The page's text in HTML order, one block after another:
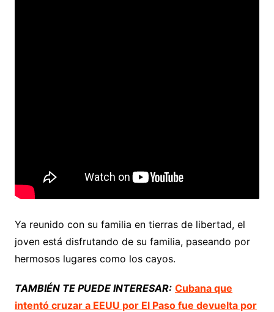
Ya reunido con su familia en tierras de libertad, el
joven está disfrutando de su familia, paseando por
hermosos lugares como los cayos.
TAMBIÉN TE PUEDE INTERESAR: Cubana que
intentó cruzar a EEUU por El Paso fue devuelta por